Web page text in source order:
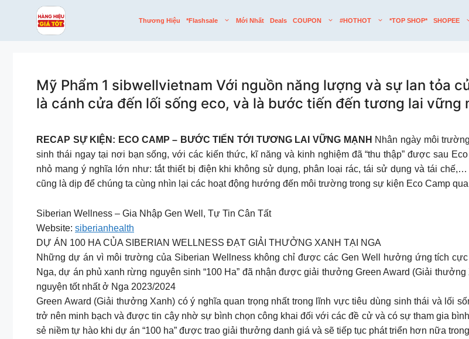
Thương Hiệu *flashsale Mới Nhất Deals COUPON #HOTHOT *TOP SHOP* SHOPEE
Mỹ Phẩm 1 sibwellvietnam Với nguồn năng lượng và sự lan tỏa
là cánh cửa đến lối sống eco, và là bước tiến đến tương lai vững
RECAP SỰ KIỆN: ECO CAMP – BƯỚC TIẾN TỚI TƯƠNG LAI VỮNG MẠNH Nhân ngày môi
sinh thái ngay tại nơi bạn sống, với các kiến thức, kĩ năng và kinh nghiệm đã “thu thập” được sau
nhỏ mang ý nghĩa lớn như: tắt thiết bị điện khi không sử dụng, phân loại rác, tái sử dụng và tái
cũng là dịp để chúng ta cùng nhìn lại các hoạt động hướng đến môi trường trong sự kiện Eco Camp
Siberian Wellness – Gia Nhập Gen Well, Tự Tin Cân Tất
Website: siberianhealth
DỰ ÁN 100 HA CỦA SIBERIAN WELLNESS ĐẠT GIẢI THƯỞNG XANH TẠI NGA
Những dự án vì môi trường của Siberian Wellness không chỉ được các Gen Well hưởng ứng tích
Nga, dự án phủ xanh rừng nguyên sinh “100 Ha” đã nhận được giải thưởng Green Award (Giải
nguyện tốt nhất ở Nga 2023/2024
Green Award (Giải thưởng Xanh) có ý nghĩa quan trọng nhất trong lĩnh vực tiêu dùng sinh thái và lối
trở nên minh bạch và được tin cậy nhờ sự bình chọn công khai đối với các đề cử và có sự tham gia
sẻ niềm tự hào khi dự án “100 ha” được trao giải thưởng danh giá và sẽ tiếp tục phát triển hơn nữa